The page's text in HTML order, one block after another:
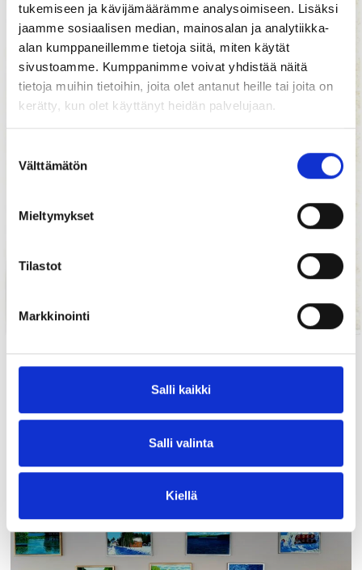
tukemiseen ja kävijämäärämme analysoimiseen. Lisäksi
jaamme sosiaalisen median, mainosalan ja analytiikka-
alan kumppaneillemme tietoja siitä, miten käytät
sivustoamme. Kumppanimme voivat yhdistää näitä
tietoja muihin tietoihin, joita olet antanut heille tai joita on
kerätty, kun olet käyttänyt heidän palvelujaan.
valinta
Välttämätön
Mieltymykset
Tilastot
Markkinointi
Salli kaikki
Salli valinta
Kiellä
UUSIMMAT TAPAHTUMAT